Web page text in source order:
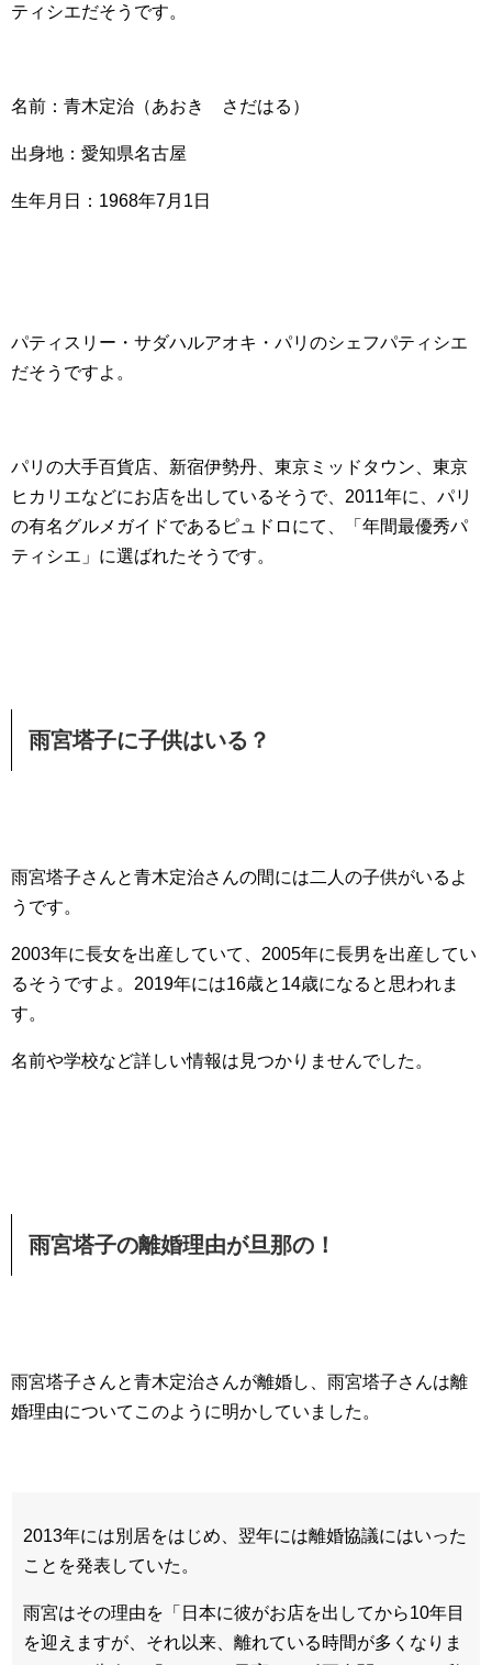
ティシエだそうです。
名前：青木定治（あおき さだはる）
出身地：愛知県名古屋
生年月日：1968年7月1日
パティスリー・サダハルアオキ・パリのシェフパティシエ
だそうですよ。
パリの大手百貨店、新宿伊勢丹、東京ミッドタウン、東京
ヒカリエなどにお店を出しているそうで、2011年に、パリ
の有名グルメガイドであるピュドロにて、「年間最優秀パ
ティシエ」に選ばれたそうです。
雨宮塔子に子供はいる？
雨宮塔子さんと青木定治さんの間には二人の子供がいるよ
うです。
2003年に長女を出産していて、2005年に長男を出産してい
るそうですよ。2019年には16歳と14歳になると思われま
す。
名前や学校など詳しい情報は見つかりませんでした。
雨宮塔子の離婚理由が旦那の！
雨宮塔子さんと青木定治さんが離婚し、雨宮塔子さんは離
婚理由についてこのように明かしていました。
2013年には別居をはじめ、翌年には離婚協議にはいった
ことを発表していた。
雨宮はその理由を「日本に彼がお店を出してから10年目
を迎えますが、それ以来、離れている時間が多くなりま